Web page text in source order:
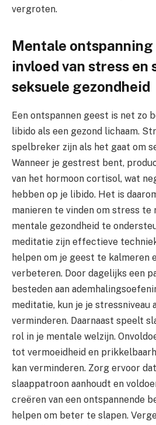
vergroten.
Mentale ontspanning
invloed van stress en
seksuele gezondheid
Een ontspannen geest is net zo
libido als een gezond lichaam.
spelbreker zijn als het gaat om
Wanneer je gestrest bent,
van het hormoon cortisol, wat
hebben op je libido. Het is
manieren te vinden om stress te
mentale gezondheid te
meditatie zijn effectieve
helpen om je geest te kalmeren
verbeteren. Door dagelijks een
besteden aan
meditatie, kun je je stressniveau
verminderen. Daarnaast speelt
rol in je mentale welzijn.
tot vermoeidheid en
kan verminderen. Zorg ervoor
slaappatroon aanhoudt en
creëren van een ontspannende
helpen om beter te slapen.